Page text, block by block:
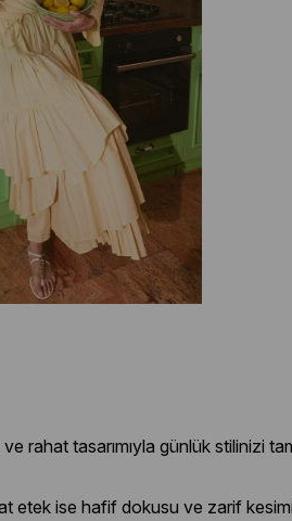
ve rahat tasarımıyla günlük stilinizi
etek ise hafif dokusu ve zarif